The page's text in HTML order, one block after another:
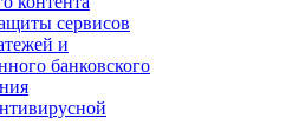
сервисов
и
банковского